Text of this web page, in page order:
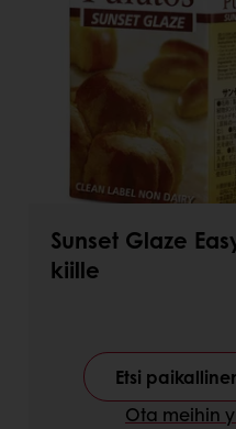
Sunset Glaze
kiille
Etsi
Ota meihin